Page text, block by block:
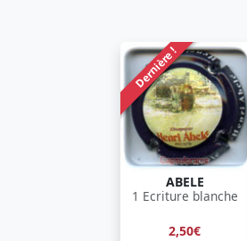
Dernière !
ABELE
1 Ecriture blanche
2,50€